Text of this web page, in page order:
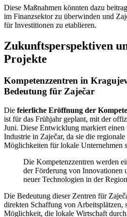
Diese Maßnahmen könnten dazu
im Finanzsektor zu überwinden und
für Investitionen zu etablieren.
Zukunftsperspektiven
Projekte
Kompetenzzentren in
Bedeutung für Zaječar
Die feierliche Eröffnung der
ist für das Frühjahr geplant, mit der
Juni. Diese Entwicklung markiert
Industrie in Zaječar, da sie die
Möglichkeiten für lokale Unternehmen
Die Kompetenzzentren werden
der Förderung von Innovationen
neuer Technologien in der
Die Bedeutung dieser Zentren für
direkten Schaffung von Arbeitsplätzen,
Möglichkeit, die lokale Wirtschaft